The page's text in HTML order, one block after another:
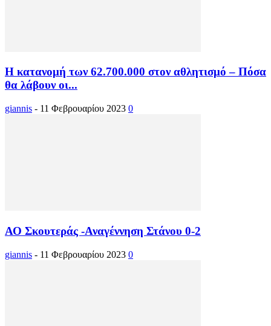
Η κατανομή των 62.700.000 στον αθλητισμό – Πόσα
θα λάβουν οι...
giannis - 11 Φεβρουαρίου 2023 0
ΑΟ Σκουτεράς -Αναγέννηση Στάνου 0-2
giannis - 11 Φεβρουαρίου 2023 0